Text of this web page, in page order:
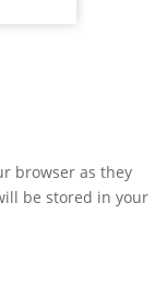
browser as they
be stored in your